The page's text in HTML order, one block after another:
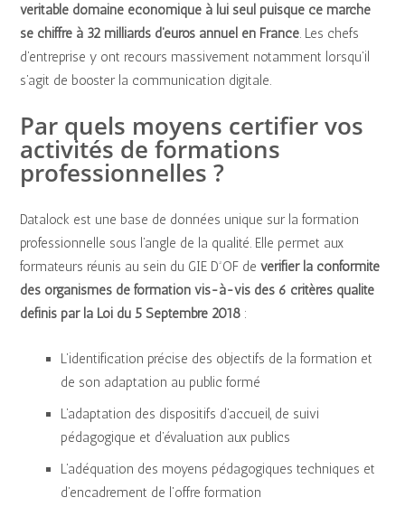
véritable domaine économique à lui seul puisque ce marché
se chiffre à 32 milliards d’euros annuel en France. Les chefs
d’entreprise y ont recours massivement notamment lorsqu’il
s’agit de booster la communication digitale.
Par quels moyens certifier vos
activités de formations
professionnelles ?
Datalock est une base de données unique sur la formation
professionnelle sous l’angle de la qualité. Elle permet aux
formateurs réunis au sein du GIE D²OF de vérifier la conformité
des organismes de formation vis-à-vis des 6 critères qualité
définis par la Loi du 5 Septembre 2018:
L’identification précise des objectifs de la formation et
de son adaptation au public formé
L’adaptation des dispositifs d’accueil, de suivi
pédagogique et d’évaluation aux publics
L’adéquation des moyens pédagogiques techniques et
d’encadrement de l’offre formation